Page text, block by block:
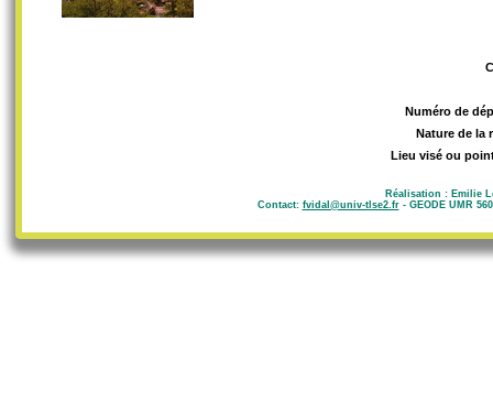
Numéro de
Nature de la
Lieu visé ou
Réalisation : Emilie
Contact: fvidal@univ-tlse2.fr- GEODE UMR